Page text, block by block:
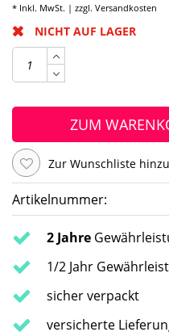
* Inkl. MwSt. | zzgl. Versandkosten
NICHT AUF LAGER
ZUM
Zur Wunschliste
Artikelnummer:
2 Jahre
1/2 Jahr
sicher verpackt
versicherte